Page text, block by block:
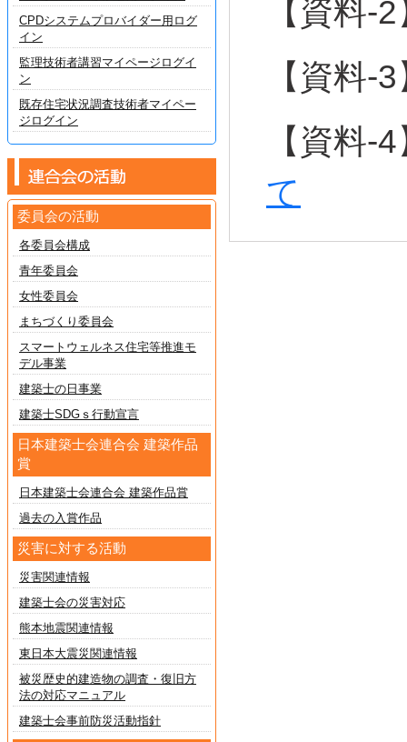
【資料-
【資料-
【資料-
て
CPDシステムプロバイダー用ログ
イン
監理技術者講習マイページログイ
ン
既存住宅状況調査技術者マイペー
ジログイン
委員会の活動
各委員会構成
青年委員会
女性委員会
まちづくり委員会
スマートウェルネス住宅等推進モ
デル事業
建築士の日事業
建築士SDGｓ行動宣言
日本建築士会連合会 建築作品
賞
日本建築士会連合会 建築作品賞
過去の入賞作品
災害に対する活動
災害関連情報
建築士会の災害対応
熊本地震関連情報
東日本大震災関連情報
被災歴史的建造物の調査・復旧方
法の対応マニュアル
建築士会事前防災活動指針